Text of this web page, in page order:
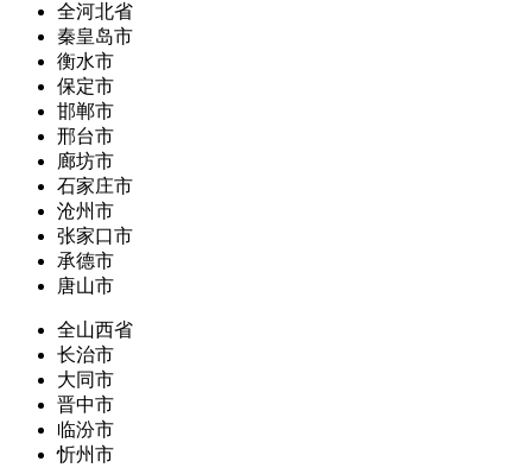
全河北省
秦皇岛市
衡水市
保定市
邯郸市
邢台市
廊坊市
石家庄市
沧州市
张家口市
承德市
唐山市
全山西省
长治市
大同市
晋中市
临汾市
忻州市